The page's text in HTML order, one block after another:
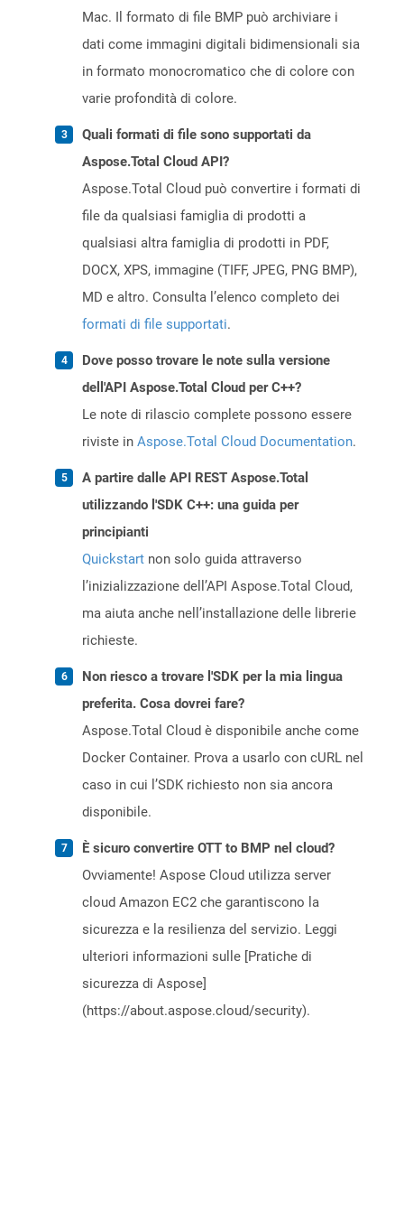
Mac. Il formato di file BMP può archiviare i
dati come immagini digitali bidimensionali sia
in formato monocromatico che di colore con
varie profondità di colore.
Quali formati di file sono supportati da
Aspose.Total Cloud API?
Aspose.Total Cloud può convertire i formati di
file da qualsiasi famiglia di prodotti a
qualsiasi altra famiglia di prodotti in PDF,
DOCX, XPS, immagine (TIFF, JPEG, PNG BMP),
MD e altro. Consulta l’elenco completo dei
formati di file supportati.
Dove posso trovare le note sulla versione
dell'API Aspose.Total Cloud per C++?
Le note di rilascio complete possono essere
riviste in Aspose.Total Cloud Documentation.
A partire dalle API REST Aspose.Total
utilizzando l'SDK C++: una guida per
principianti
Quickstart non solo guida attraverso
l’inizializzazione dell’API Aspose.Total Cloud,
ma aiuta anche nell’installazione delle librerie
richieste.
Non riesco a trovare l'SDK per la mia lingua
preferita. Cosa dovrei fare?
Aspose.Total Cloud è disponibile anche come
Docker Container. Prova a usarlo con cURL nel
caso in cui l’SDK richiesto non sia ancora
disponibile.
È sicuro convertire OTT to BMP nel cloud?
Ovviamente! Aspose Cloud utilizza server
cloud Amazon EC2 che garantiscono la
sicurezza e la resilienza del servizio. Leggi
ulteriori informazioni sulle [Pratiche di
sicurezza di Aspose]
(https://about.aspose.cloud/security).